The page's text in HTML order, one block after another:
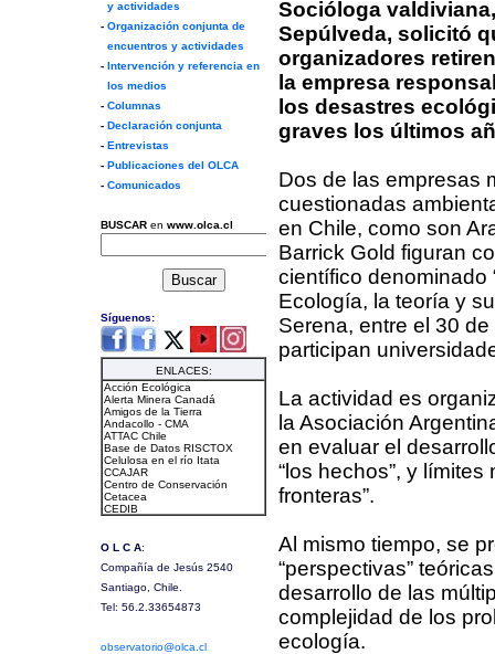
Socióloga
Sepúlveda, solicitó
organizadores
la empresa
los desastres
graves los últimos
Dos de las empresas
cuestionadas
en Chile, como son
Barrick Gold figuran
científico denominado
Ecología, la teoría y
Serena, entre el 30
participan
La actividad es
la Asociación
en evaluar el
“los hechos”, y
fronteras”.
Al mismo tiempo, se
“perspectivas”
desarrollo de las
complejidad de los
ecología.